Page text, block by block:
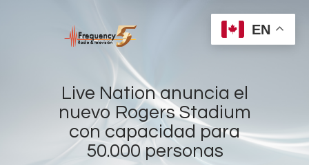
Live Nation anuncia el
nuevo Rogers Stadium
con capacidad para
50.000 personas
Home
Radios
EN